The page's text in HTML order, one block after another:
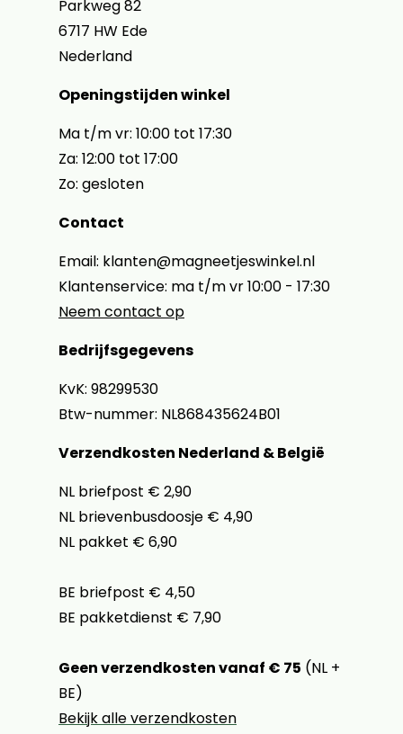
Parkweg 82
6717 HW Ede
Nederland
Openingstijden winkel
Ma t/m vr: 10:00 tot 17:30
Za: 12:00 tot 17:00
Zo: gesloten
Contact
Email: klanten@magneetjeswinkel.nl
Klantenservice: ma t/m vr 10:00 - 17:30
Neem contact op
Bedrijfsgegevens
KvK: 98299530
Btw-nummer: NL868435624B01
Verzendkosten Nederland & België
NL briefpost € 2,90
NL brievenbusdoosje € 4,90
NL pakket € 6,90
BE briefpost € 4,50
BE pakketdienst € 7,90
Geen verzendkosten vanaf € 75 (NL +
BE)
Bekijk alle verzendkosten